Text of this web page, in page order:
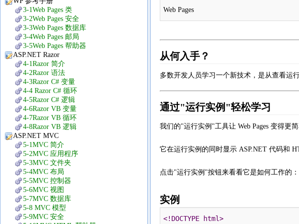
3-1Web Pages 类
3-2Web Pages 安全
3-3Web Pages 数据库
3-4Web Pages 邮局
3-5Web Pages 帮助器
ASP.NET Razor
4-1Razor 简介
4-2Razor 语法
4-3Razor C# 变量
4-4 Razor C# 循环
4-5Razor C# 逻辑
4-6Razor VB 变量
4-7Razor VB 循环
4-8Razor VB 逻辑
ASP.NET MVC
5-1MVC 简介
5-2MVC 应用程序
5-3MVC 文件夹
5-4MVC 布局
5-5MVC 控制器
5-6MVC 视图
5-7MVC 数据库
5-8 MVC 模型
5-9MVC 安全
Web Pages
从何入手？
多数开发人员学习一个新技术，是从查看运
通过"运行实例"轻松学习
我们的"运行实例"工具让 Web Pages 变得更简
它在运行实例的同时显示 ASP.NET 代码和
点击"运行实例"按钮来看看它是如何工作的：
实例
<!DOCTYPE html>